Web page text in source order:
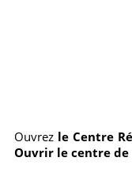
Ouvrez le Centre
Ouvrir le centre de